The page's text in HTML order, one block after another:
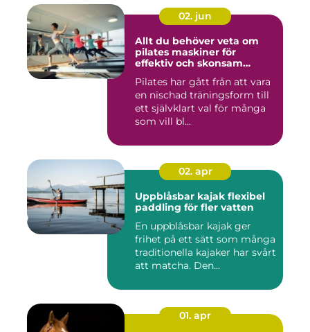
02. jun
Allt du behöver veta om
pilates maskiner för
effektiv och skonsam
Pilates har gått från att vara
en nischad träningsform till
ett självklart val för många
som vill bl...
02. apr
Uppblåsbar kajak flexibel
paddling för fler vatten
En uppblåsbar kajak ger
frihet på ett sätt som många
traditionella kajaker har svårt
att matcha. Den...
01. apr